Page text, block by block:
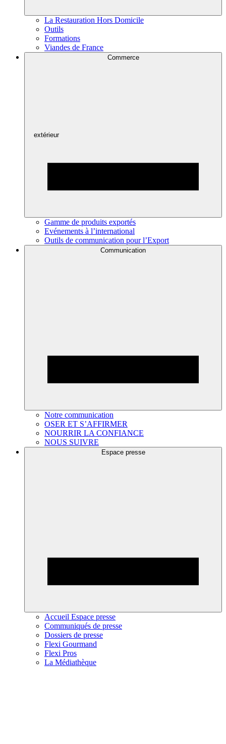
La Restauration Hors Domicile
Outils
Formations
Viandes de France
Commerce
extérieur
Gamme de produits exportés
Evénements à l’international
Outils de communication pour l’Export
Communication
Notre communication
OSER ET S’AFFIRMER
NOURRIR LA CONFIANCE
NOUS SUIVRE
Espace presse
Accueil Espace presse
Communiqués de presse
Dossiers de presse
Flexi Gourmand
Flexi Pros
La Médiathèque